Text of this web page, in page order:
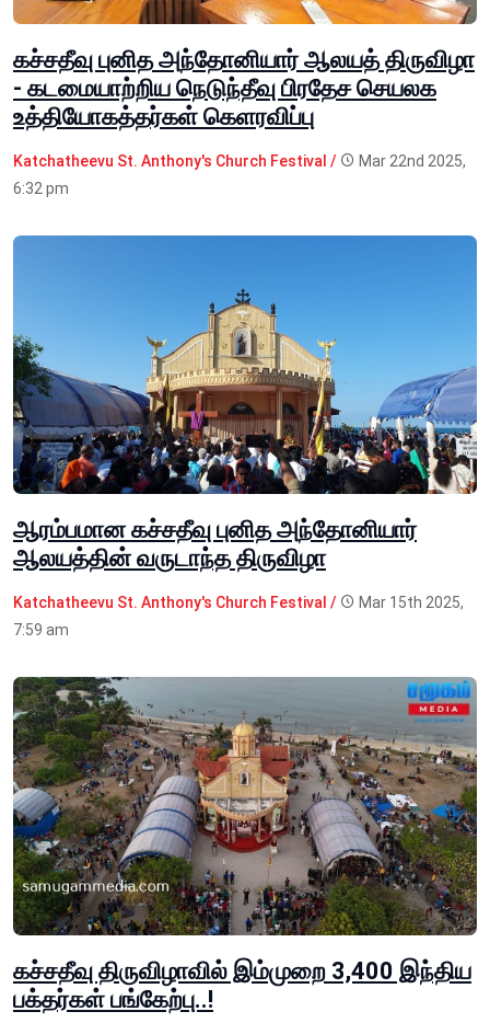
கச்சதீவு புனித அந்தோனியார் ஆலயத் திருவிழா
- கடமையாற்றிய நெடுந்தீவு பிரதேச செயலக
உத்தியோகத்தர்கள் கெளரவிப்பு
Katchatheevu St. Anthony's Church Festival /
Mar 22nd 2025,
6:32 pm
ஆரம்பமான கச்சதீவு புனித அந்தோனியார்
ஆலயத்தின் வருடாந்த திருவிழா
Katchatheevu St. Anthony's Church Festival /
Mar 15th 2025,
7:59 am
கச்சதீவு திருவிழாவில் இம்முறை 3,400 இந்திய
பக்தர்கள் பங்கேற்பு..!